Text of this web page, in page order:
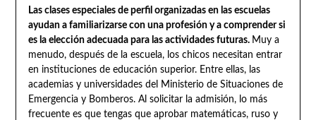
Las clases especiales de perfil organizadas en las escuelas
ayudan a familiarizarse con una profesión y a comprender si
es la elección adecuada para las actividades futuras. Muy a
menudo, después de la escuela, los chicos necesitan entrar
en instituciones de educación superior. Entre ellas, las
academias y universidades del Ministerio de Situaciones de
Emergencia y Bomberos. Al solicitar la admisión, lo más
frecuente es que tengas que aprobar matemáticas, ruso y